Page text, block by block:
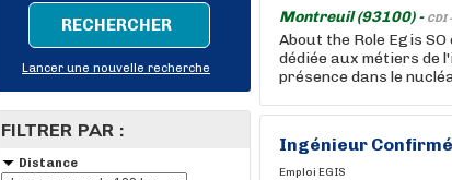
RECHERCHER
Lancer une nouvelle recherche
FILTRER PAR :
Distance
Montreuil (93100) - CDI -
About the Role Egis
dédiée aux métiers de
présence dans le
Ingénieur
Emploi EGIS